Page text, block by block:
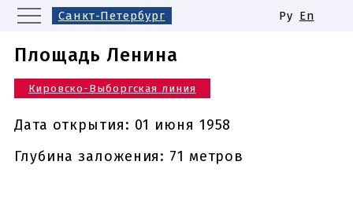
Санкт-Петербург
Казань
Нижний Новгород
Новосибирск
Самара
Одинаковые названия станций
метро
Ру En
Площадь Ленина
Кировско-Выборгская линия
Дата открытия: 01 июня 1958
Глубина заложения: 71 метров